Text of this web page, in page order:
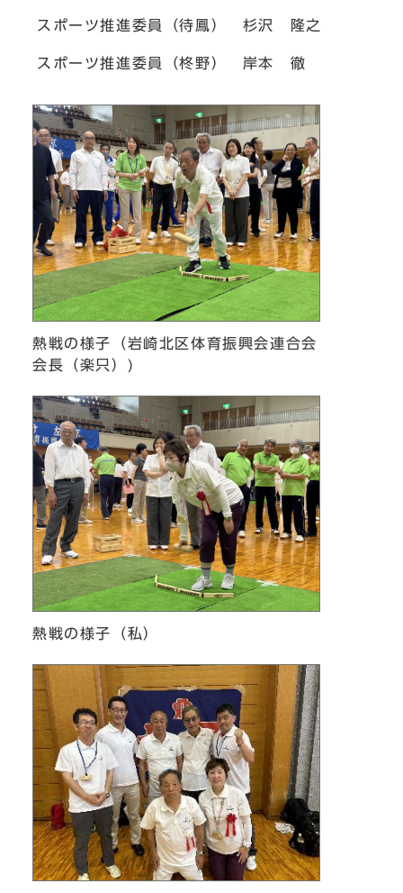
スポーツ推進委員（待鳳） 杉沢 隆之
スポーツ推進委員（柊野） 岸本 徹
熱戦の様子（岩崎北区体育振興会連合会
会長（楽只）)
熱戦の様子（私）